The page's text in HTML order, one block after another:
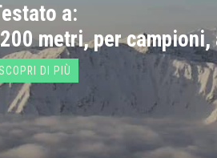
a:
metri, per
DI PIÙ